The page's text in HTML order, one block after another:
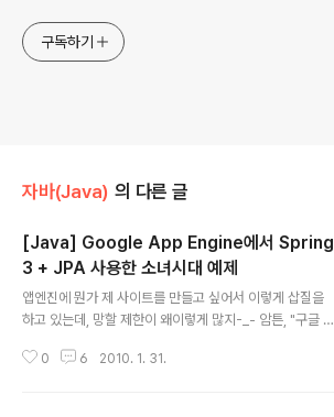
구독하기
자바(Java) 의 다른 글
[Java] Google App Engine에서 Spring
3 + JPA 사용한 소녀시대 예제
앱엔진에 뭔가 제 사이트를 만들고 싶어서 이렇게 삽질을
하고 있는데, 망할 제한이 왜이렇게 많지-_- 암튼, "구글 앱
됩니다-_- 굉장히 제한적으로 이것저것 막아둔 것 같습니
0 6 2010. 1. 31.